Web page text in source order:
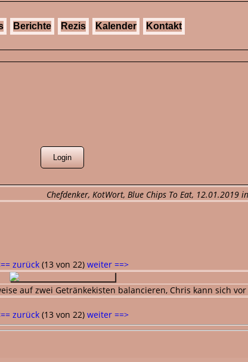
Berichte Rezis Kalender Kontakt
Chefdenker, KotWort, Blue Chips To Eat, 12.01.2019
zurück(13 von 22) weiter ==>
auf zwei Getränkekisten balancieren, Chris kann sich
zurück(13 von 22) weiter ==>